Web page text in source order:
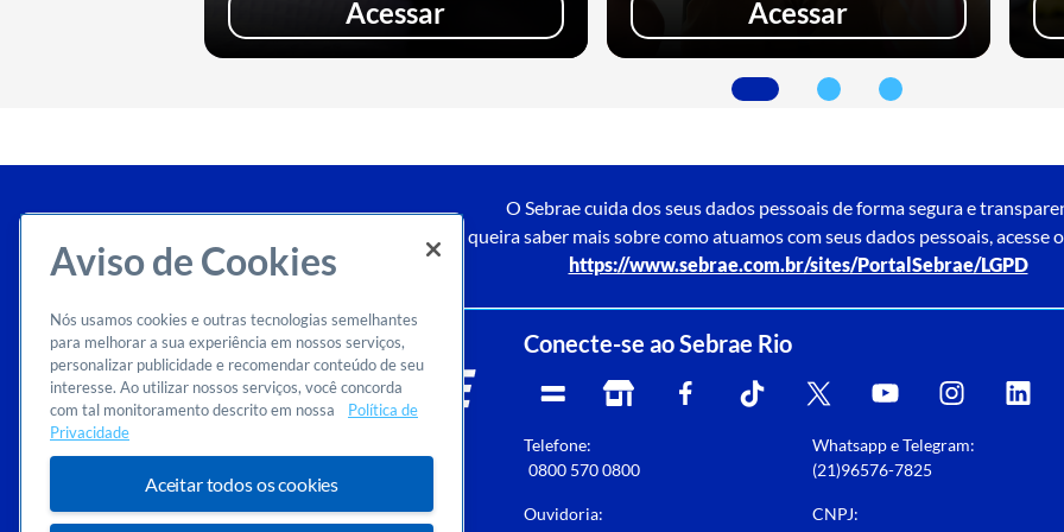
Acessar Acessar
O Sebrae cuida dos seus dados pessoais de forma segura e
Caso queira saber mais sobre como atuamos com seus dados pessoais, acesse
https://www.sebrae.com.br/sites/PortalSebrae/LGPD
Conecte-se ao Sebrae Rio
Telefone:
0800 570 0800
Whatsapp e Telegram:
(21)96576-7825
Ouvidoria:
CNPJ:
Aviso de Cookies
Nós usamos cookies e outras tecnologias semelhantes
para melhorar a sua experiência em nossos serviços,
personalizar publicidade e recomendar conteúdo de seu
interesse. Ao utilizar nossos serviços, você concorda
com tal monitoramento descrito em nossa
Política de
Privacidade
Aceitar todos os cookies